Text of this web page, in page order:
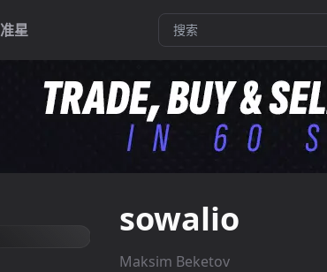
准星
sowalio
Maksim Beketov